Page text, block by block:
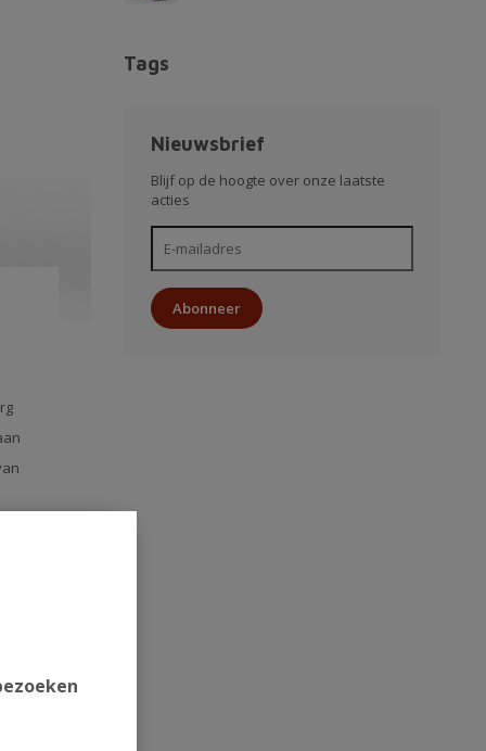
Tags
Nieuwsbrief
Blijf op de hoogte over onze laatste
acties
Abonneer